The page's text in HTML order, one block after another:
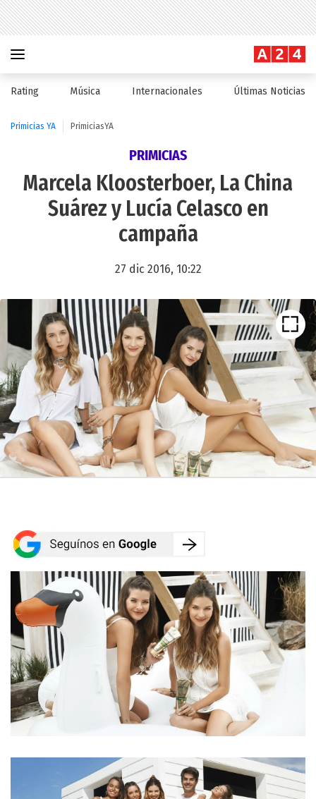
Rating Música Internacionales Últimas Noticias
Primicias YA PrimiciasYA
PRIMICIAS
Marcela Kloosterboer, La China
Suárez y Lucía Celasco en
campaña
27 dic 2016, 10:22